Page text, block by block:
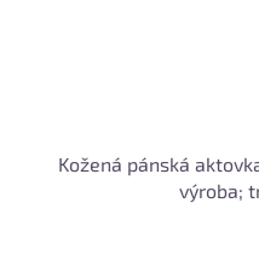
Kožená pánská
výroba;